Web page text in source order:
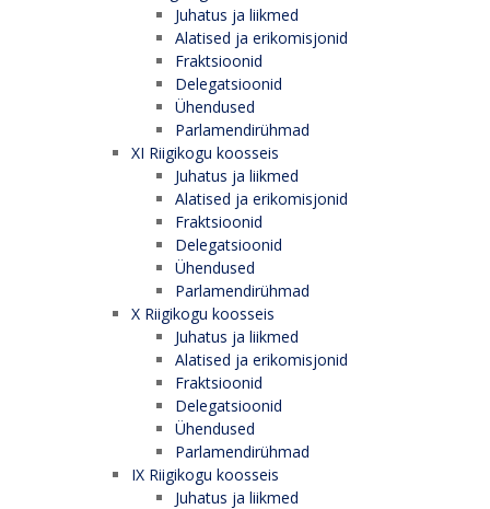
Juhatus ja liikmed
Alatised ja erikomisjonid
Fraktsioonid
Delegatsioonid
Ühendused
Parlamendirühmad
XI Riigikogu koosseis
Juhatus ja liikmed
Alatised ja erikomisjonid
Fraktsioonid
Delegatsioonid
Ühendused
Parlamendirühmad
X Riigikogu koosseis
Juhatus ja liikmed
Alatised ja erikomisjonid
Fraktsioonid
Delegatsioonid
Ühendused
Parlamendirühmad
IX Riigikogu koosseis
Juhatus ja liikmed